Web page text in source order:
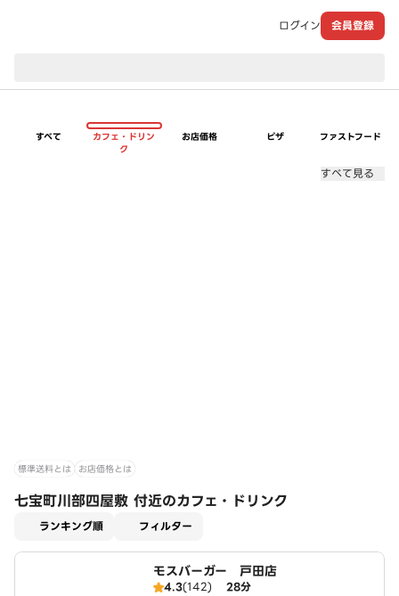
ログイン 会員登録
すべて
カフェ・ドリン
ク
お店価格 ピザ ファストフード
すべて見る
標準送料とは お店価格とは
七宝町川部四屋敷 付近のカフェ・ドリンク
ランキング順 フィルター
モスバーガー 戸田店
4.3(142) 28分